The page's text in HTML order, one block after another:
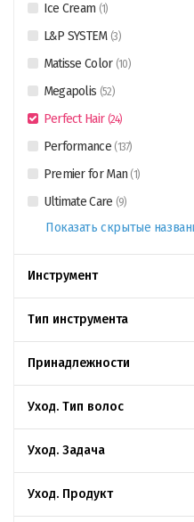
Ice Cream (1)
L&P SYSTEM (3)
Matisse Color (10)
Megapolis (52)
Perfect Hair (24)
Performance (137)
Premier for Man (1)
Ultimate Care (9)
Показать скрытые
Инструмент
Тип инструмента
Принадлежности
Уход. Тип волос
Уход. Задача
Уход. Продукт